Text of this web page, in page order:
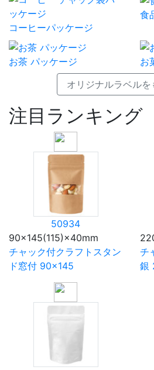
コーヒーパッケージ
食
お茶 パッケージ
お
オリジナルラベルを
注目ランキング
50934
90×145(115)×40mm
チャック付クラフトスタン
ド窓付 90×145
チ
銀